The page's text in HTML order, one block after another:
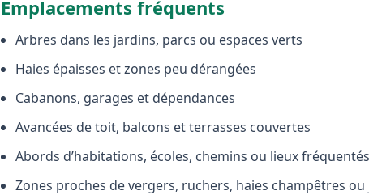
Emplacements fréquents
Arbres dans les jardins, parcs ou espaces verts
Haies épaisses et zones peu dérangées
Cabanons, garages et dépendances
Avancées de toit, balcons et terrasses couvertes
Abords d’habitations, écoles, chemins ou lieux fréquentés
Zones proches de vergers, ruchers, haies champêtres